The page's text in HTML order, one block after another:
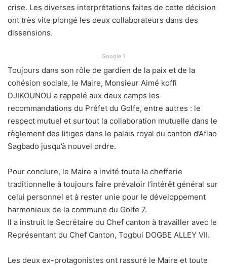
crise. Les diverses interprétations faites de cette décision
ont très vite plongé les deux collaborateurs dans des
dissensions.
Google 1
Toujours dans son rôle de gardien de la paix et de la
cohésion sociale, le Maire, Monsieur Aimé koffi
DJIKOUNOU a rappelé aux deux camps les
recommandations du Préfet du Golfe, entre autres : le
respect mutuel et surtout la collaboration mutuelle dans le
règlement des litiges dans le palais royal du canton d’Aflao
Sagbado jusqu’à nouvel ordre.
Pour conclure, le Maire a invité toute la chefferie
traditionnelle à toujours faire prévaloir l’intérêt général sur
celui personnel et à rester unie pour le développement
harmonieux de la commune du Golfe 7.
Il a instruit le Secrétaire du Chef canton à travailler avec le
Représentant du Chef Canton, Togbui DOGBE ALLEY VII.
Les deux ex-protagonistes ont rassuré le Maire et toute